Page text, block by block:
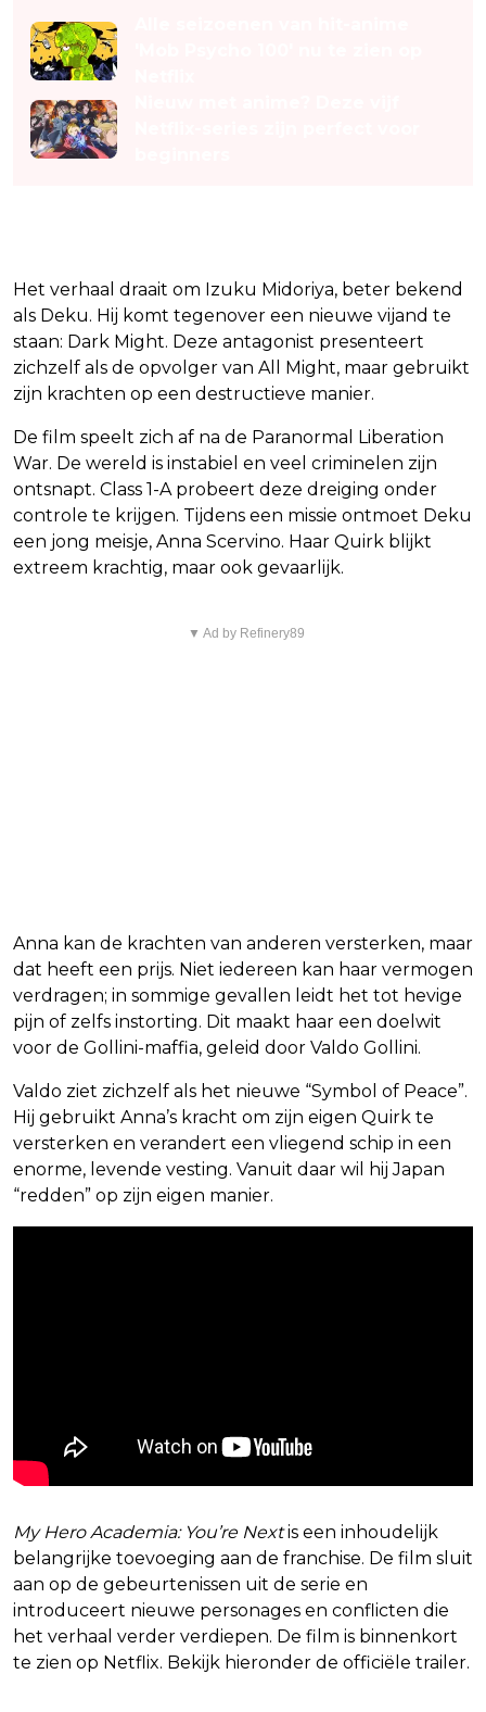
Het verhaal draait om Izuku Midoriya, beter bekend
als Deku. Hij komt tegenover een nieuwe vijand te
staan: Dark Might. Deze antagonist presenteert
zichzelf als de opvolger van All Might, maar gebruikt
zijn krachten op een destructieve manier.
De film speelt zich af na de Paranormal Liberation
War. De wereld is instabiel en veel criminelen zijn
ontsnapt. Class 1-A probeert deze dreiging onder
controle te krijgen. Tijdens een missie ontmoet Deku
een jong meisje, Anna Scervino. Haar Quirk blijkt
extreem krachtig, maar ook gevaarlijk.
▼ Ad by Refinery89
Anna kan de krachten van anderen versterken, maar
dat heeft een prijs. Niet iedereen kan haar vermogen
verdragen; in sommige gevallen leidt het tot hevige
pijn of zelfs instorting. Dit maakt haar een doelwit
voor de Gollini-maffia, geleid door Valdo Gollini.
Valdo ziet zichzelf als het nieuwe “Symbol of Peace”.
Hij gebruikt Anna’s kracht om zijn eigen Quirk te
versterken en verandert een vliegend schip in een
enorme, levende vesting. Vanuit daar wil hij Japan
“redden” op zijn eigen manier.
My Hero Academia: You’re Nextis een inhoudelijk
belangrijke toevoeging aan de franchise. De film sluit
aan op de gebeurtenissen uit de serie en
introduceert nieuwe personages en conflicten die
het verhaal verder verdiepen. De film is binnenkort
te zien op Netflix. Bekijk hieronder de officiële trailer.